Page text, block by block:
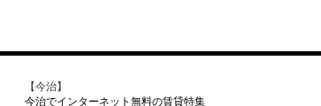
【今治】
今治でインターネット無料の賃貸特集